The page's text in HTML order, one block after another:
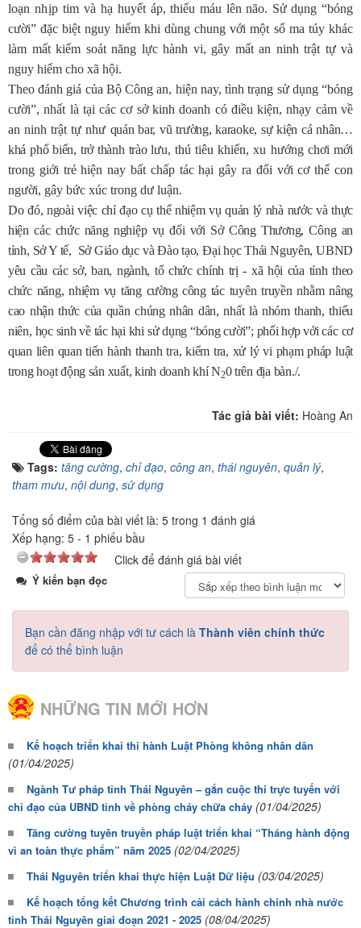
loạn nhịp tim và hạ huyết áp, thiếu máu lên não. Sử dụng “bóng
cười” đặc biệt nguy hiểm khi dùng chung với một số ma túy khác
làm mất kiểm soát năng lực hành vi, gây mất an ninh trật tự và
nguy hiểm cho xã hội.
Theo đánh giá của Bộ Công an, hiện nay, tình trạng sử dụng “bóng
cười”, nhất là tại các cơ sở kinh doanh có điều kiện, nhạy cảm về
an ninh trật tự như quán bar, vũ trường, karaoke, sự kiện cá nhân…
khá phổ biến, trở thành trào lưu, thú tiêu khiển, xu hướng chơi mới
trong giới trẻ hiện nay bất chấp tác hại gây ra đối với cơ thể con
người, gây bức xúc trong dư luận.
Do đó, ngoài việc chỉ đạo cụ thể nhiệm vụ quản lý nhà nước và thực
hiện các chức năng nghiệp vụ đối với Sở Công Thương, Công an
tỉnh, Sở Y tế, Sở Giáo dục và Đào tạo, Đại học Thái Nguyên, UBND
yêu cầu các sở, ban, ngành, tổ chức chính trị - xã hội của tỉnh theo
chức năng, nhiệm vụ tăng cường công tác tuyên truyền nhằm nâng
cao nhận thức của quần chúng nhân dân, nhất là nhóm thanh, thiếu
niên, học sinh về tác hại khi sử dụng “bóng cười”; phối hợp với các cơ
quan liên quan tiến hành thanh tra, kiểm tra, xử lý vi phạm pháp luật
trong hoạt động sản xuất, kinh doanh khí N20 trên địa bàn./.
Tác giả bài viết: Hoàng An
Tags: tăng cường, chỉ đạo, công an, thái nguyên, quản lý,
tham mưu, nội dung, sử dụng
Tổng số điểm của bài viết là: 5 trong 1 đánh giá
Xếp hạng: 5 - 1 phiếu bầu
Click để đánh giá bài viết
Ý kiến bạn đọc
Bạn cần đăng nhập với tư cách là Thành viên chính thức
để có thể bình luận
NHỮNG TIN MỚI HƠN
Kế hoạch triển khai thi hành Luật Phòng không nhân dân
(01/04/2025)
Ngành Tư pháp tỉnh Thái Nguyên – gắn cuộc thi trực tuyến với
chỉ đạo của UBND tỉnh về phòng cháy chữa cháy (01/04/2025)
Tăng cường tuyên truyền pháp luật triển khai “Tháng hành động
vì an toàn thực phẩm” năm 2025 (02/04/2025)
Thái Nguyên triển khai thực hiện Luật Dữ liệu (03/04/2025)
Kế hoạch tổng kết Chương trình cải cách hành chính nhà nước
tỉnh Thái Nguyên giai đoạn 2021 - 2025 (08/04/2025)